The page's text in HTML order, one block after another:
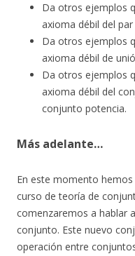
Da otros ejemplos
axioma débil del
Da otros ejemplos
axioma débil de
Da otros ejemplos
axioma débil del
conjunto potencia.
Más adelante…
En este momento
curso de teoría de
comenzaremos a hablar
conjunto. Este nuevo
operación entre